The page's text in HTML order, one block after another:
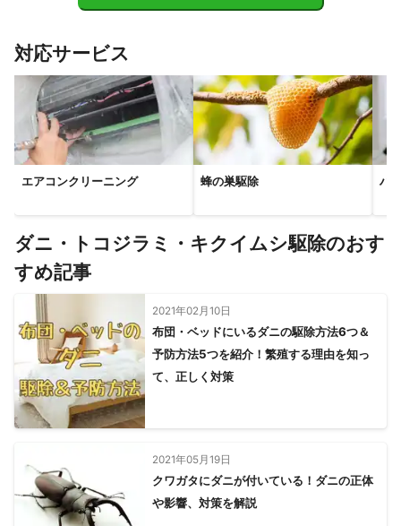
香川県】
多度津町
高松市
さぬき市
まんのう町 三豊市 東かがわ市 観音寺市
徳島県】
東みよし町 阿波市 美馬市 上板町 板野町
三好市
つるぎ町
吉野川市 鳴門市 石井町 藍住町
神山町
北島町
松茂町 徳島市 佐那河内村
【高知県 】
大豊町 本山町
【 広島県】
東広島市 呉市 坂町
神石高原町
府中市 尾道市 世羅町 三原市
庄原市
三次市
竹原市 安芸高田市 海田町 府中町
【兵庫県】
赤穂市 上郡町 相生市
南あわじ市
市川町 洲本市
稲美町
明石市 神河町
対応サービス
エアコンクリーニング 蜂の巣駆除 ハ
ダニ・トコジラミ・キクイムシ駆除のおす
すめ記事
2021年02月10日
布団・ベッドにいるダニの駆除方法6つ＆
予防方法5つを紹介！繁殖する理由を知っ
て、正しく対策
2021年05月19日
クワガタにダニが付いている！ダニの正体
や影響、対策を解説